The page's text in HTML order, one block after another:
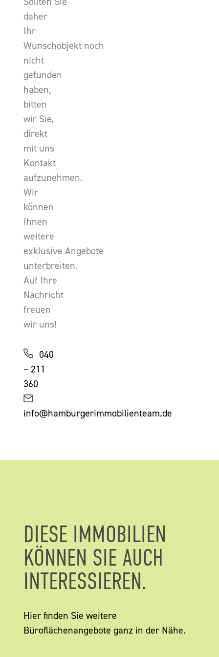
daher
Ihr
Wunschobjekt noch
nicht
gefunden
haben,
bitten
wir Sie,
direkt
mit uns
Kontakt
aufzunehmen.
Wir
können
Ihnen
weitere
exklusive Angebote
unterbreiten.
Auf Ihre
Nachricht
freuen
wir uns!
040
– 211
360
info@hamburgerimmobilienteam.de
DIESE IMMOBILIEN
KÖNNEN SIE AUCH
INTERESSIEREN.
Hier finden Sie weitere
Büroflächenangebote ganz in der Nähe.